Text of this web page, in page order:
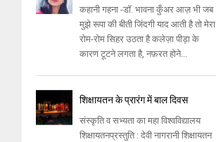
कहानी गहना -डॉ. भावना कुँअर आज़ भी जब
मुझे रूपा की बीती जिंदगी याद आती है तो मेरा
रोम-रोम सिहर उठता है कलेज़ा पीड़ा के
कारण टूटने लगता है, नफ़रत होने...
शिक्षायतन के प्रारंग में बाल दिवस
संस्कृति व सभ्यता का महा विश्वविद्यालय
शिक्षायतनप्रस्तुति : देवी नागरानी शिक्षायतन